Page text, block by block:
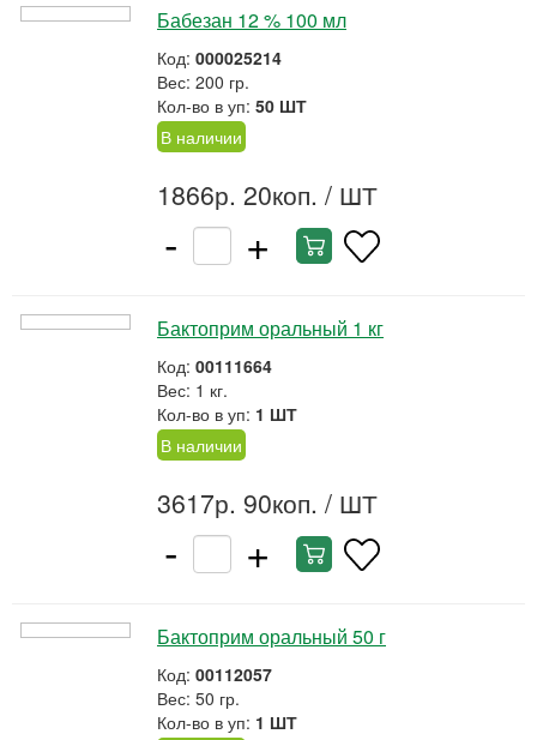
Бабезан 12 % 100 мл
Код: 000025214
Вес: 200 гр.
Кол-во в уп: 50 ШТ
В наличии
1866р. 20коп. / ШТ
- +
Бактоприм оральный 1 кг
Код: 00111664
Вес: 1 кг.
Кол-во в уп: 1 ШТ
В наличии
3617р. 90коп. / ШТ
- +
Бактоприм оральный 50 г
Код: 00112057
Вес: 50 гр.
Кол-во в уп: 1 ШТ